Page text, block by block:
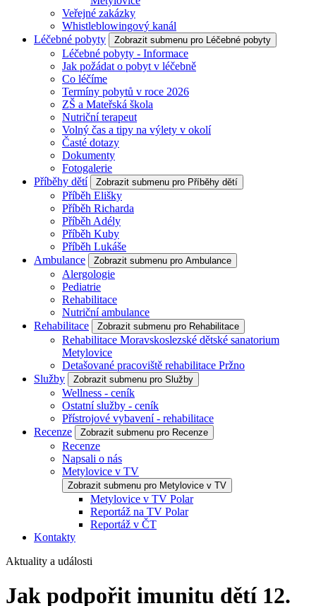
Veřejné zakázky
Whistleblowingový kanál
Léčebné pobyty
Zobrazit submenu pro Léčebné pobyty
Léčebné pobyty - Informace
Jak požádat o pobyt v léčebně
Co léčíme
Termíny pobytů v roce 2026
ZŠ a Mateřská škola
Nutriční terapeut
Volný čas a tipy na výlety v okolí
Časté dotazy
Dokumenty
Fotogalerie
Příběhy dětí
Zobrazit submenu pro Příběhy dětí
Příběh Elišky
Příběh Richarda
Příběh Adély
Příběh Kuby
Příběh Lukáše
Ambulance
Zobrazit submenu pro Ambulance
Alergologie
Pediatrie
Rehabilitace
Nutriční ambulance
Rehabilitace
Zobrazit submenu pro Rehabilitace
Rehabilitace Moravskoslezské dětské sanatorium
Metylovice
Detašované pracoviště rehabilitace Pržno
Služby
Zobrazit submenu pro Služby
Wellness - ceník
Ostatní služby - ceník
Přístrojové vybavení - rehabilitace
Recenze
Zobrazit submenu pro Recenze
Recenze
Napsali o nás
Metylovice v TV
Zobrazit submenu pro Metylovice v TV
Metylovice v TV Polar
Reportáž na TV Polar
Reportáž v ČT
Kontakty
Aktuality a události
Jak podpořit imunitu dětí 12.